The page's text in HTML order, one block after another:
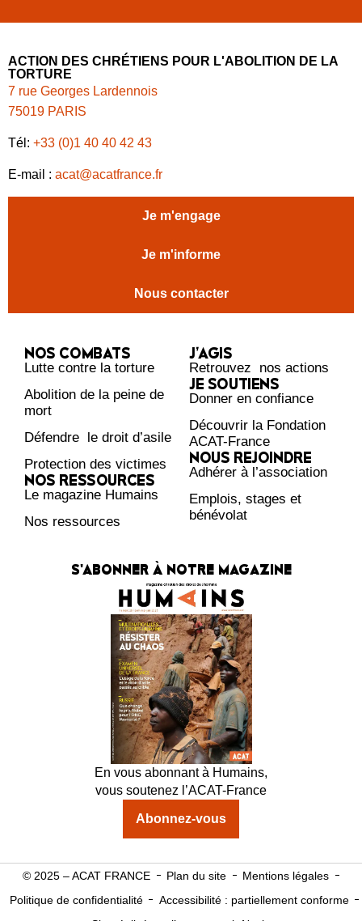
ACTION DES CHRÉTIENS POUR L'ABOLITION DE LA
TORTURE
7 rue Georges Lardennois
75019 PARIS
Tél: +33 (0)1 40 40 42 43
E-mail : acat@acatfrance.fr
Je m'engage
Je m'informe
Nous contacter
NOS COMBATS
Lutte contre la torture
Abolition de la peine de
mort
Défendre le droit d’asile
Protection des victimes
NOS RESSOURCES
Le magazine Humains
Nos ressources
J’AGIS
Retrouvez nos actions
JE SOUTIENS
Donner en confiance
Découvrir la Fondation
ACAT-France
NOUS REJOINDRE
Adhérer à l’association
Emplois, stages et
bénévolat
S'ABONNER À NOTRE MAGAZINE
En vous abonnant à Humains,
vous soutenez l’ACAT-France
Abonnez-vous
© 2025 – ACAT FRANCE Plan du site
Mentions légales
Politique de confidentialité
Accessibilité : partiellement conforme